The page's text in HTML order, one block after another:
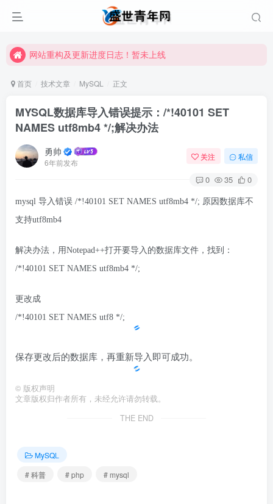
网站重构及更新进度日志！暂未上线
网站重构及更新进度日志！暂未上线
首页 技术文章 MySQL 正文
MYSQL数据库导入错误提示：/*!40101 SET
NAMES utf8mb4 */;解决办法
勇帅
6年前发布
关注 私信
0 35 0
mysql 导入错误 /*!40101 SET NAMES utf8mb4 */; 原因数据库不
支持utf8mb4
解决办法，用Notepad++打开要导入的数据库文件，找到：
/*!40101 SET NAMES utf8mb4 */;
更改成
/*!40101 SET NAMES utf8 */;
保存更改后的数据库，再重新导入即可成功。
© 版权声明
文章版权归作者所有，未经允许请勿转载。
THE END
MySQL
# 科普
# php # mysql